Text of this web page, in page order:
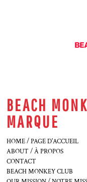
BEACH
MARQUE
HOME / PAGE D'ACCUEIL
ABOUT / À PROPOS
CONTACT
BEACH MONKEY CLUB